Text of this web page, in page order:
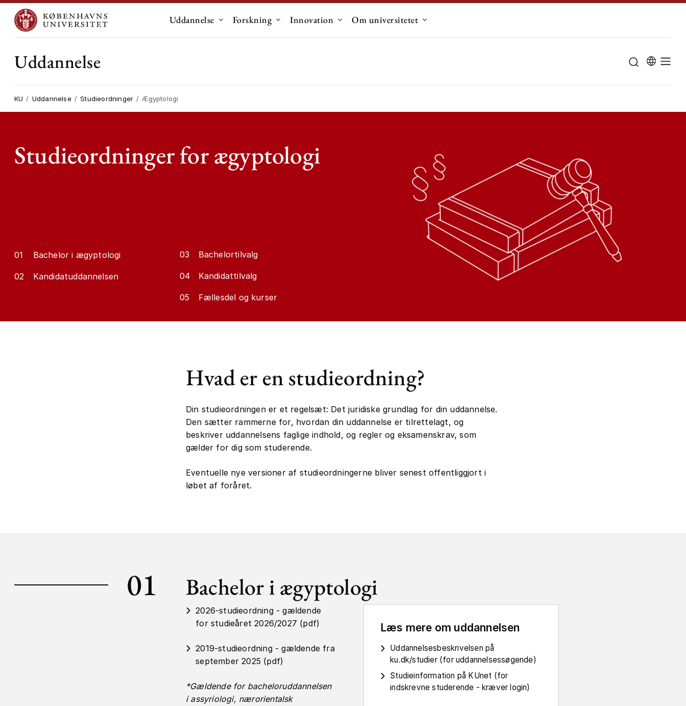
Uddannelse Undermenu til "Uddannelse"
Forskning Undermenu til "Forskning"
Innovation Undermenu til "Innovation"
Om universitetet
Uddannelse
KU Uddannelse Studieordninger Ægyptologi
Studieordninger for ægyptologi
01 Bachelor i ægyptologi
02 Kandidatuddannelsen
03 Bachelortilvalg
04 Kandidattilvalg
05 Fællesdel og kurser
Hvad er en studieordning?
Din studieordningen er et regelsæt: Det juridiske grundlag for din uddannelse.
Den sætter rammerne for, hvordan din uddannelse er tilrettelagt, og
beskriver uddannelsens faglige indhold, og regler og eksamenskrav, som
gælder for dig som studerende.
Eventuelle nye versioner af studieordningerne bliver senest offentliggjort i
løbet af foråret.
01 Bachelor i ægyptologi
Læs mere om uddannelsen
Uddannelsesbeskrivelsen på
ku.dk/studier (for uddannelsessøgende)
Studieinformation på KUnet (for
indskrevne studerende - kræver login)
2026-studieordning - gældende
for studieåret 2026/2027 (pdf)
2019-studieordning - gældende fra
september 2025 (pdf)
*Gældende for bacheloruddannelsen
i assyriologi, nærorientalsk